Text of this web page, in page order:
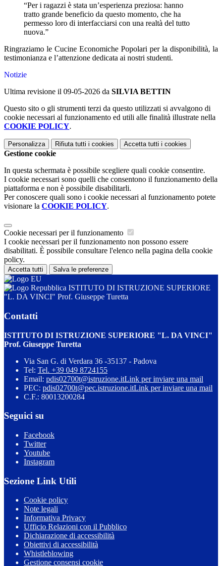
“Per i ragazzi è stata un’esperienza preziosa: hanno
tratto grande beneficio da questo momento, che ha
permesso loro di interfacciarsi con una realtà del tutto
nuova.”
Ringraziamo le Cucine Economiche Popolari per la disponibilità, la
testimonianza e l’attenzione dedicata ai nostri studenti.
Notizie
Ultima revisione il 09-05-2026 da SILVIA BETTIN
Questo sito o gli strumenti terzi da questo utilizzati si avvalgono di
cookie necessari al funzionamento ed utili alle finalità illustrate nella
COOKIE POLICY.
Personalizza Rifiuta tutti i cookies Accetta tutti i cookies
Gestione cookie
In questa schermata è possibile scegliere quali cookie consentire.
I cookie necessari sono quelli che consentono il funzionamento della
piattaforma e non è possibile disabilitarli.
Per conoscere quali sono i cookie necessari al funzionamento potete
visionare la COOKIE POLICY.
Cookie necessari per il funzionamento
I cookie necessari per il funzionamento non possono essere
disabilitati. È possibile consultare l'elenco nella pagina della cookie
policy.
Accetta tutti Salva le preferenze
ISTITUTO DI ISTRUZIONE SUPERIORE
"L. DA VINCI" Prof. Giuseppe Turetta
Contatti
ISTITUTO DI ISTRUZIONE SUPERIORE "L. DA VINCI"
Prof. Giuseppe Turetta
Via San G. di Verdara 36 -35137 - Padova
Tel: Tel. +39 049 8724155
Email: pdis02700t@istruzione.itLink per inviare una mail
PEC: pdis02700t@pec.istruzione.itLink per inviare una mail
C.F.: 80013200284
Seguici su
Facebook
Twitter
Youtube
Instagram
Sezione Link Utili
Cookie policy
Note legali
Informativa Privacy
Ufficio Relazioni con il Pubblico
Dichiarazione di accessibilità
Obiettivi di accessibilità
Whistleblowing
Gestione consensi cookie